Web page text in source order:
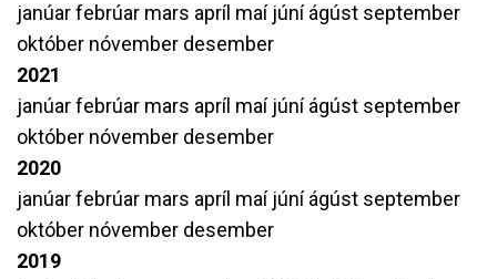
janúarfebrúar mars apríl maí júníágúst september
október nóvember desember
2021
janúarfebrúar mars apríl maí júníágúst september
október nóvember desember
2020
janúarfebrúar mars apríl maí júníágúst september
október nóvember desember
2019